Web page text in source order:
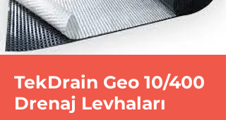
TekDrain Geo 10/400
Drenaj Levhaları